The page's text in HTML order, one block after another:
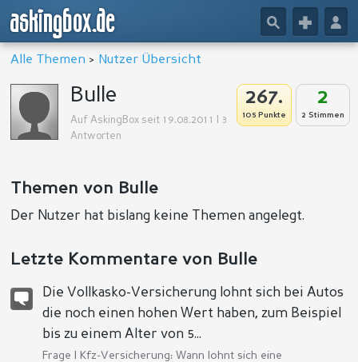
askingbox.de 👤
+
🔎
Alle Themen > Nutzer Übersicht
2
2 Stimmen
267.
105 Punkte
Bulle
Auf AskingBox seit 19.08.2011 | 3
Antworten
Themen von Bulle
Der Nutzer hat bislang keine Themen angelegt.
Letzte Kommentare von Bulle
Die Vollkasko-Versicherung lohnt sich bei Autos
die noch einen hohen Wert haben, zum Beispiel
bis zu einem Alter von 5...
Frage |
Kfz-Versicherung: Wann lohnt sich eine